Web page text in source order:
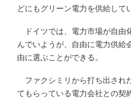
どにもグリーン電力を供給して
ドイツでは、電力市場が自由
んでいようが、自由に電力供給
由に選ぶことができる。
ファクシミリから打ち出され
てもらっている電力会社との契